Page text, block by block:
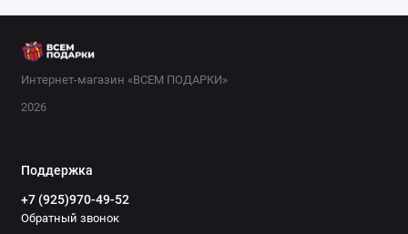
Интернет-магазин «ВСЕМ ПОДАРКИ»
2026
Поддержка
+7 (925)970-49-52
Обратный звонок